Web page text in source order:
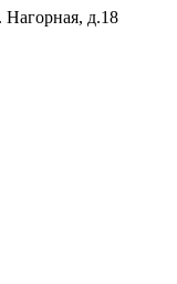
Нагорная, д.18